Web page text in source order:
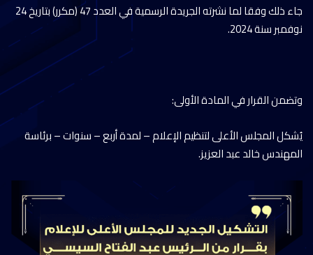
جاء ذلك وفقا لما نشرته الجريدة الرسمية في العدد 47 (مكرر) بتاريخ 24
نوفمبر سنة 2024.
وتضمن القرار في المادة الأولى:
يُشكل المجلس الأعلى لتنظيم الإعلام – لمدة أربع – سنوات – برئاسة
المهندس خالد عبد العزيز.